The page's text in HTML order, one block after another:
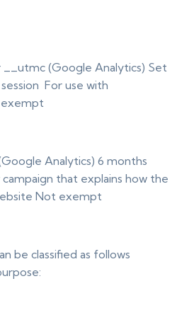
(Google Analytics) Set
For use with
Analytics) 6 months
that explains how the
Not exempt
be classified as follows